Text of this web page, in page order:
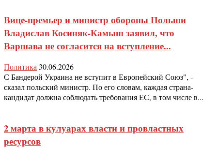
Вице-премьер и министр обороны Польши
Владислав Косиняк-Камыш заявил, что
Варшава не согласится на вступление...
Политика 30.06.2026
С Бандерой Украина не вступит в Европейский Союз", -
сказал польский министр. По его словам, каждая страна-
кандидат должна соблюдать требования ЕС, в том числе в...
2 марта в кулуарах власти и провластных
ресурсов